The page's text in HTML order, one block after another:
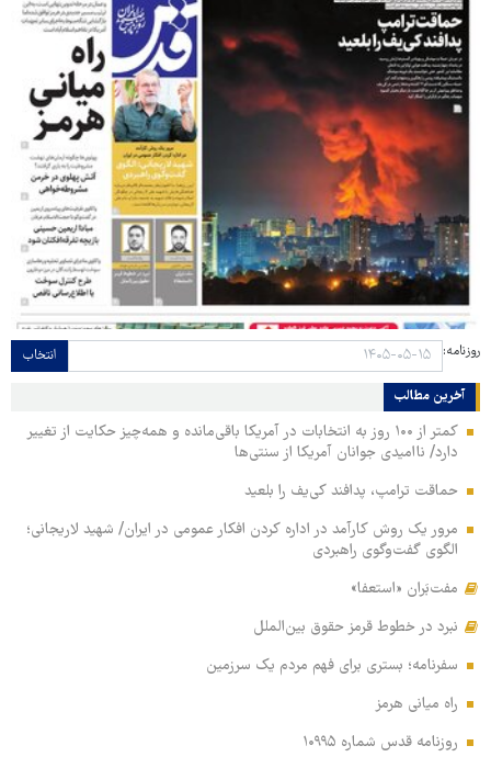
روزنامه: انتخاب
آخرین مطالب
کمتر از ۱۰۰ روز به انتخابات در آمریکا باقی‌مانده و همه‌چیز حکایت از تغییر
دارد/ ناامیدی جوانان آمریکا از سنتی‌ها
حماقت ترامپ، پدافند کی‌یف را بلعید
مرور یک روش کارآمد در اداره کردن افکار عمومی در ایران/ شهید لاریجانی؛
الگوی گفت‌وگوی راهبردی
مفت‌بَران «استعفا»
نبرد در خطوط قرمز حقوق بین‌الملل
سفرنامه؛ بستری برای فهم مردم یک سرزمین
راه میانی هرمز
روزنامه قدس شماره ۱۰۹۹۵